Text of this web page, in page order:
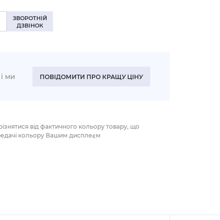
ЗВОРОТНІЙ
ДЗВІНОК
ми ПОВІДОМИТИ ПРО КРАЩУ ЦІНУ
від фактичного кольору товару, що
кольору Вашим дисплеєм